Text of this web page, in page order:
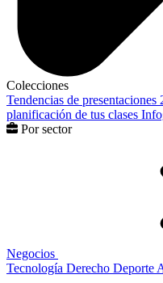
Colecciones
Tendencias de presentaciones
planificación de tus clases
Por sector
Negocios
Tecnología Derecho Deporte